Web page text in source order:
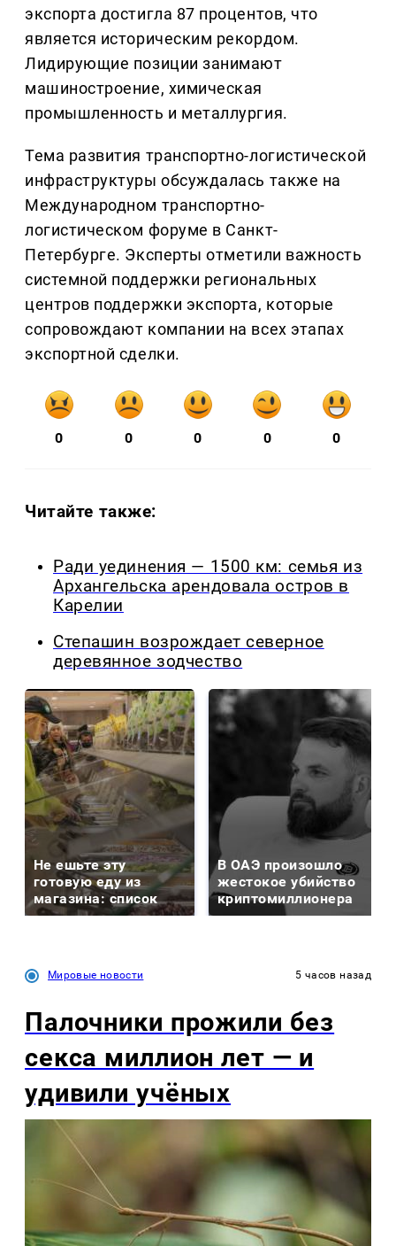
экспорта достигла 87 процентов, что
является историческим рекордом.
Лидирующие позиции занимают
машиностроение, химическая
промышленность и металлургия.
Тема развития транспортно-логистической
инфраструктуры обсуждалась также на
Международном транспортно-
логистическом форуме в Санкт-
Петербурге. Эксперты отметили важность
системной поддержки региональных
центров поддержки экспорта, которые
сопровождают компании на всех этапах
экспортной сделки.
0 0 0 0 0
Читайте также:
Ради уединения — 1500 км: семья из
Архангельска арендовала остров в
Карелии
Степашин возрождает северное
деревянное зодчество
Не ешьте эту
готовую еду из
магазина: список
В ОАЭ произошло
жестокое убийство
криптомиллионера
Мировые новости 5 часов назад
Палочники прожили без
секса миллион лет — и
удивили учёных